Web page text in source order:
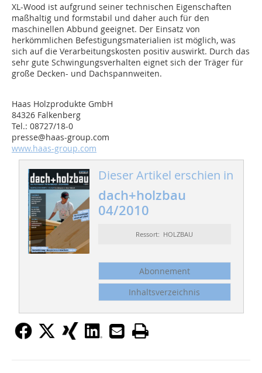
XL-Wood ist aufgrund seiner technischen Eigenschaften
maßhaltig und formstabil und daher auch für den
maschinellen Abbund geeignet. Der Einsatz von
herkömmlichen Befestigungsmaterialien ist möglich, was
sich auf die Verarbeitungskosten positiv auswirkt. Durch das
sehr gute Schwingungsverhalten eignet sich der Träger für
große Decken- und Dachspannweiten.
Haas Holzprodukte GmbH
84326 Falkenberg
Tel.: 08727/18-0
presse@haas-group.com
www.haas-group.com
Dieser Artikel erschien in
dach+holzbau
04/2010
Ressort: HOLZBAU
Abonnement
Inhaltsverzeichnis